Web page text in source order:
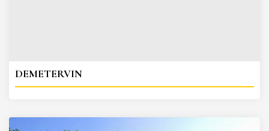
DEMETERVIN